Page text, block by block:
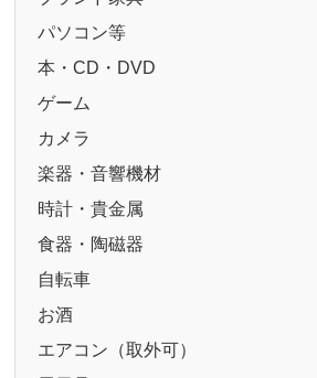
パソコン等
本・CD・DVD
ゲーム
カメラ
楽器・音響機材
時計・貴金属
食器・陶磁器
自転車
お酒
エアコン（取外可）